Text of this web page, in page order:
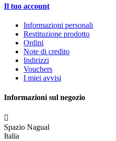
Il tuo account
Informazioni personali
Restituzione prodotto
Ordini
Note di credito
Indirizzi
Vouchers
I miei avvisi
Informazioni sul negozio

Spazio Nagual
Italia